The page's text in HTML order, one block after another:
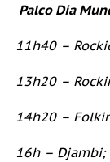
Palco Dia
11h40 –
13h20 –
14h20 –
16h – Djambi;